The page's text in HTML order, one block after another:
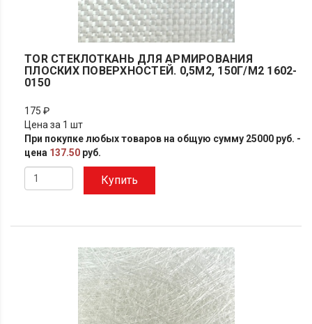
TOR СТЕКЛОТКАНЬ ДЛЯ АРМИРОВАНИЯ
ПЛОСКИХ ПОВЕРХНОСТЕЙ. 0,5М2, 150Г/М2 1602-
0150
175 ₽
Цена за 1 шт
При покупке любых товаров на общую сумму 25000 руб. -
цена 137.50 руб.
Купить